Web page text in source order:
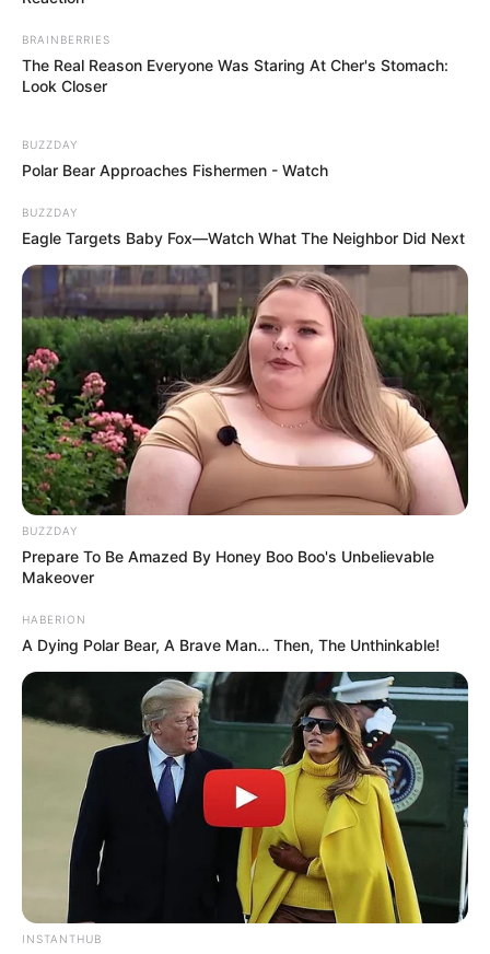
BRAINBERRIES
The Real Reason Everyone Was Staring At Cher's Stomach:
Look Closer
BUZZDAY
Polar Bear Approaches Fishermen - Watch
BUZZDAY
Eagle Targets Baby Fox—Watch What The Neighbor Did Next
BUZZDAY
Prepare To Be Amazed By Honey Boo Boo's Unbelievable
Makeover
HABERION
A Dying Polar Bear, A Brave Man… Then, The Unthinkable!
INSTANTHUB